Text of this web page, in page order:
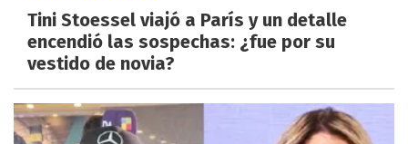
Tini Stoessel viajó a París y un detalle
encendió las sospechas: ¿fue por su
vestido de novia?